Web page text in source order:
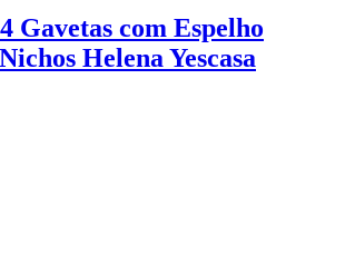
Gavetas com Espelho
Helena Yescasa